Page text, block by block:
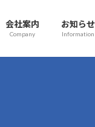
会社案内
Company
お知らせ
Information